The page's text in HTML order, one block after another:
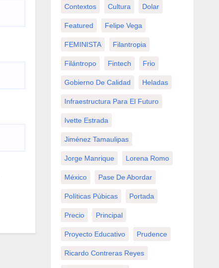
Contextos Cultura Dolar
Featured Felipe Vega
FEMINISTA Filantropia
Filántropo Fintech Frio
Gobierno De Calidad Heladas
Infraestructura Para El Futuro
Ivette Estrada
Jiménez Tamaulipas
Jorge Manrique Lorena Romo
México Pase De Abordar
Políticas Púbicas Portada
Precio Principal
Proyecto Educativo Prudence
Ricardo Contreras Reyes